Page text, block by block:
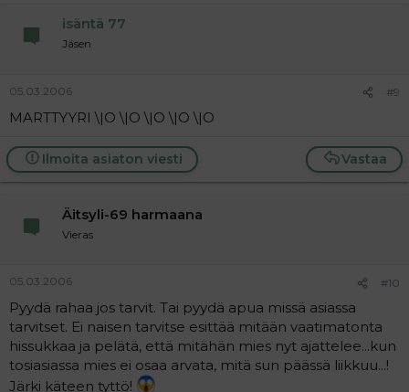
isäntä 77
Jäsen
05.03.2006 #9
MARTTYYRI \|O \|O \|O \|O \|O
Vastaa
Ilmoita asiaton viesti
Äitsyli-69 harmaana
Vieras
05.03.2006 #10
Pyydä rahaa jos tarvit. Tai pyydä apua missä asiassa
tarvitset. Ei naisen tarvitse esittää mitään vaatimatonta
hissukkaa ja pelätä, että mitähän mies nyt ajattelee...kun
tosiasiassa mies ei osaa arvata, mitä sun päässä liikkuu...!
Järki käteen tyttö!